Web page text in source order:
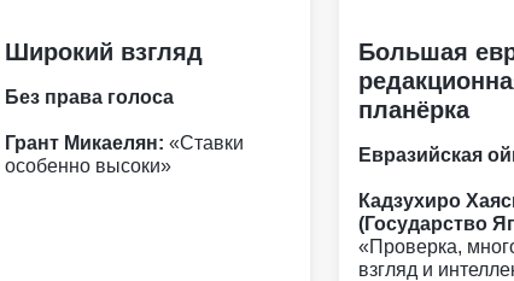
Широкий взгляд
Без права голоса
Грант Микаелян: «Ставки
особенно высоки»
Большая
планёрка
Евразийская
Кадзухиро
(Государство
«Проверка,
взгляд и